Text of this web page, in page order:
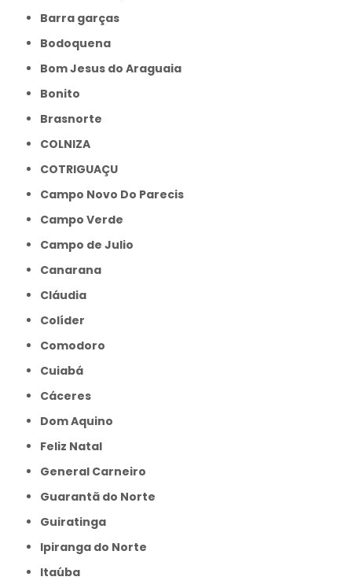
Barra garças
Bodoquena
Bom Jesus do Araguaia
Bonito
Brasnorte
COLNIZA
COTRIGUAÇU
Campo Novo Do Parecis
Campo Verde
Campo de Julio
Canarana
Cláudia
Colíder
Comodoro
Cuiabá
Cáceres
Dom Aquino
Feliz Natal
General Carneiro
Guarantã do Norte
Guiratinga
Ipiranga do Norte
Itaúba